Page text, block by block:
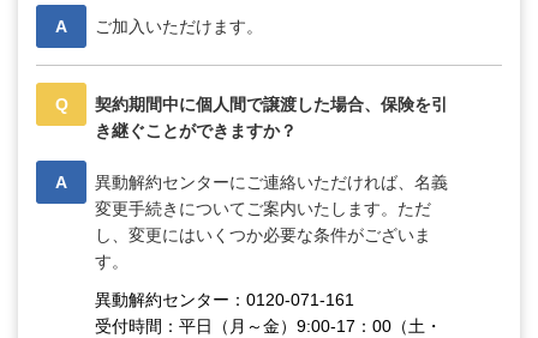
A ご加入いただけます。
Q
契約期間中に個人間で譲渡した場合、保険を引
き継ぐことができますか？
A
異動解約センターにご連絡いただければ、名義
変更手続きについてご案内いたします。ただ
し、変更にはいくつか必要な条件がございま
す。
異動解約センター：0120-071-161
受付時間：平日（月～金）9:00-17：00（土・